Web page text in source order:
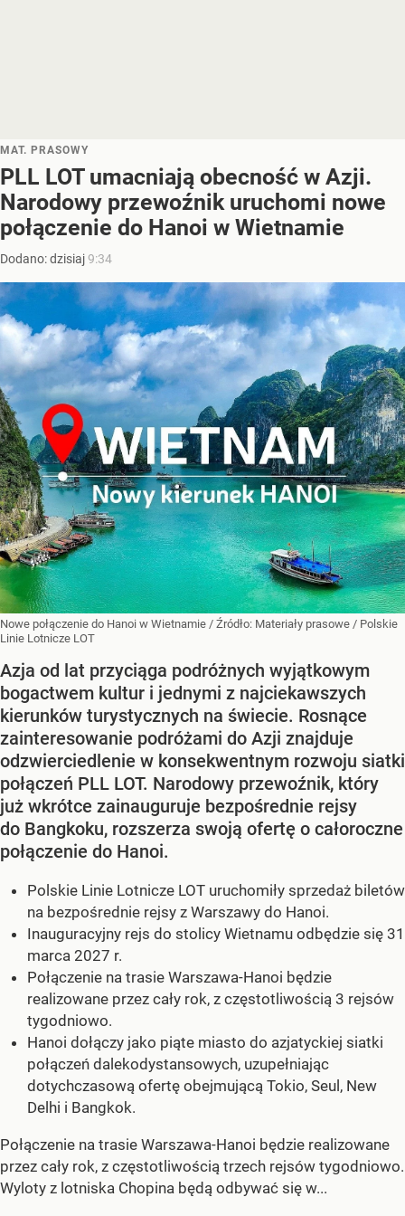
MAT. PRASOWY
PLL LOT umacniają obecność w Azji.
Narodowy przewoźnik uruchomi nowe
połączenie do Hanoi w Wietnamie
Dodano:dzisiaj9:34
Nowe połączenie do Hanoi w Wietnamie / Źródło: Materiały prasowe / Polskie
Linie Lotnicze LOT
Azja od lat przyciąga podróżnych wyjątkowym
bogactwem kultur i jednymi z najciekawszych
kierunków turystycznych na świecie. Rosnące
zainteresowanie podróżami do Azji znajduje
odzwierciedlenie w konsekwentnym rozwoju siatki
połączeń PLL LOT. Narodowy przewoźnik, który
już wkrótce zainauguruje bezpośrednie rejsy
do Bangkoku, rozszerza swoją ofertę o całoroczne
połączenie do Hanoi.
Polskie Linie Lotnicze LOT uruchomiły sprzedaż biletów
na bezpośrednie rejsy z Warszawy do Hanoi.
Inauguracyjny rejs do stolicy Wietnamu odbędzie się 31
marca 2027 r.
Połączenie na trasie Warszawa-Hanoi będzie
realizowane przez cały rok, z częstotliwością 3 rejsów
tygodniowo.
Hanoi dołączy jako piąte miasto do azjatyckiej siatki
połączeń dalekodystansowych, uzupełniając
dotychczasową ofertę obejmującą Tokio, Seul, New
Delhi i Bangkok.
Połączenie na trasie Warszawa-Hanoi będzie realizowane
przez cały rok, z częstotliwością trzech rejsów tygodniowo.
Wyloty z lotniska Chopina będą odbywać się w...